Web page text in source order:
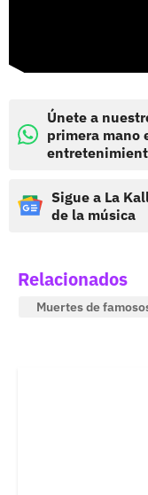
Únete a
primera mano
Sigue a La
de la música
Relacionados
Muertes de